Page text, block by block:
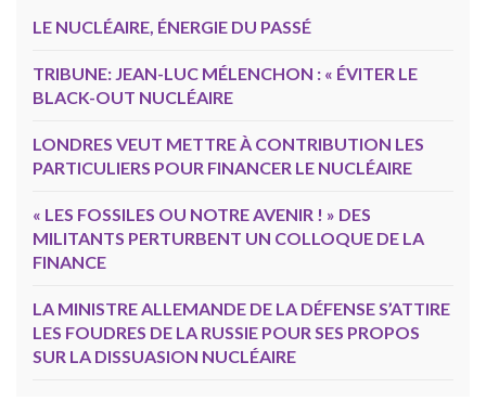
LE NUCLÉAIRE, ÉNERGIE DU PASSÉ
TRIBUNE: JEAN-LUC MÉLENCHON : « ÉVITER LE
BLACK-OUT NUCLÉAIRE
LONDRES VEUT METTRE À CONTRIBUTION LES
PARTICULIERS POUR FINANCER LE NUCLÉAIRE
« LES FOSSILES OU NOTRE AVENIR ! » DES
MILITANTS PERTURBENT UN COLLOQUE DE LA
FINANCE
LA MINISTRE ALLEMANDE DE LA DÉFENSE S’ATTIRE
LES FOUDRES DE LA RUSSIE POUR SES PROPOS
SUR LA DISSUASION NUCLÉAIRE